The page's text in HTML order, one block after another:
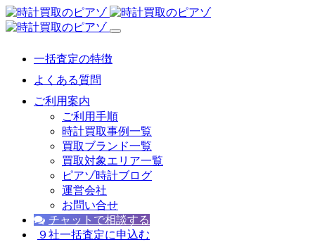
一括査定の特徴
よくある質問
ご利用案内
ご利用手順
時計買取事例一覧
買取ブランド一覧
買取対象エリア一覧
ピアゾ時計ブログ
運営会社
お問い合せ
チャットで相談する
９社一括査定に申込む